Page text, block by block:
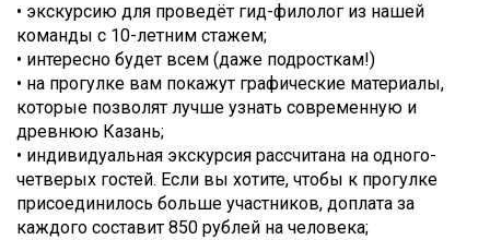
• экскурсию для проведёт гид-филолог из нашей
команды с 10-летним стажем;
• интересно будет всем (даже подросткам!)
• на прогулке вам покажут графические материалы,
которые позволят лучше узнать современную и
древнюю Казань;
• индивидуальная экскурсия рассчитана на одного-
четверых гостей. Если вы хотите, чтобы к прогулке
присоединилось больше участников, доплата за
каждого составит 850 рублей на человека;